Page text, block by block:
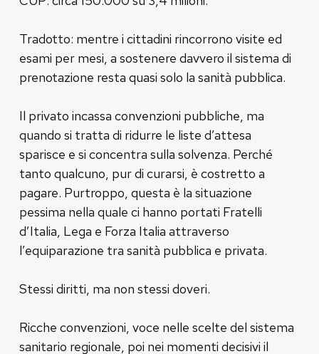
Tradotto: mentre i cittadini rincorrono visite ed
esami per mesi, a sostenere davvero il sistema di
prenotazione resta quasi solo la sanità pubblica.
Il privato incassa convenzioni pubbliche, ma
quando si tratta di ridurre le liste d’attesa
sparisce e si concentra sulla solvenza. Perché
tanto qualcuno, pur di curarsi, è costretto a
pagare. Purtroppo, questa è la situazione
pessima nella quale ci hanno portati Fratelli
d’Italia, Lega e Forza Italia attraverso
l’equiparazione tra sanità pubblica e privata.
Stessi diritti, ma non stessi doveri.
Ricche convenzioni, voce nelle scelte del sistema
sanitario regionale, poi nei momenti decisivi il